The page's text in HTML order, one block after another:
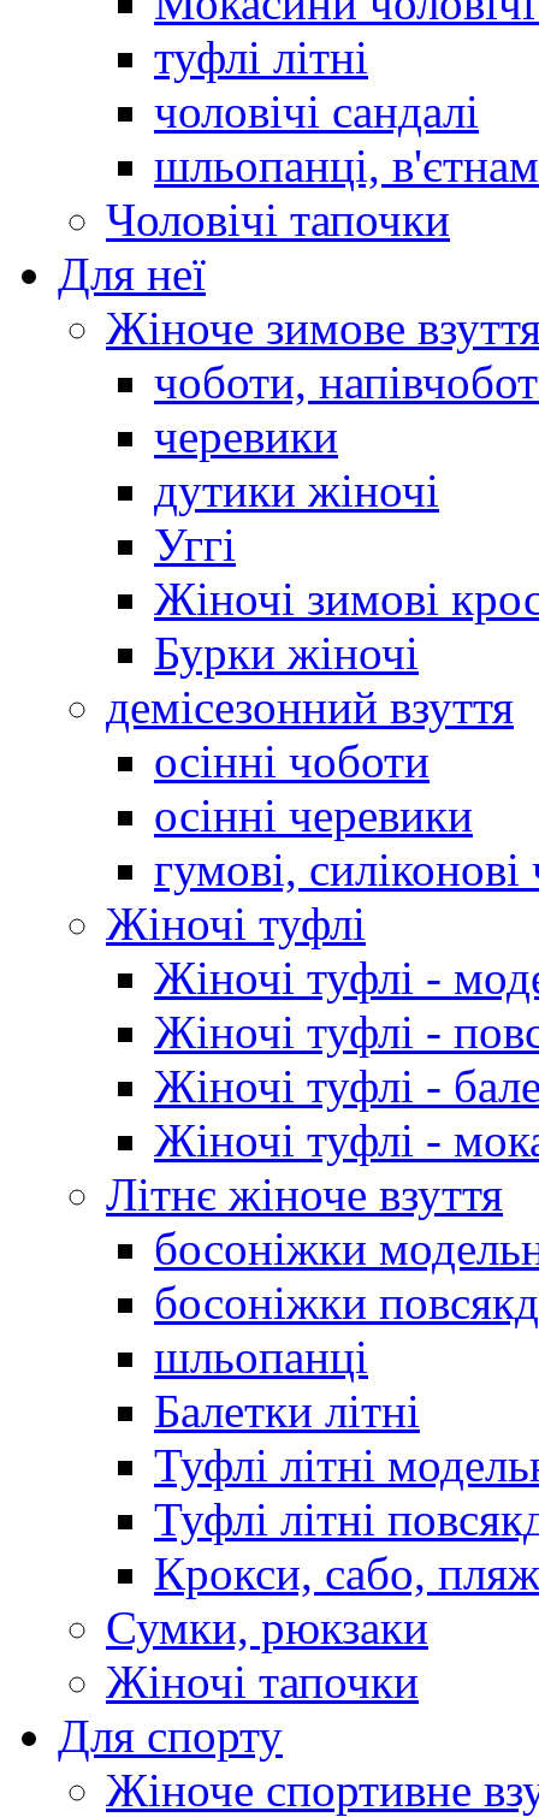
туфлі літні
чоловічі сандалі
шльопанці,
Чоловічі тапочки
Для неї
Жіноче зимове
чоботи,
черевики
дутики жіночі
Уггі
Жіночі зимові
Бурки жіночі
демісезонний взуття
осінні чоботи
осінні черевики
гумові,
Жіночі туфлі
Жіночі туфлі -
Жіночі туфлі -
Жіночі туфлі -
Жіночі туфлі -
Літнє жіноче взуття
босоніжки
босоніжки
шльопанці
Балетки літні
Туфлі літні
Туфлі літні
Крокси, сабо,
Сумки, рюкзаки
Жіночі тапочки
Для спорту
Жіноче спортивне